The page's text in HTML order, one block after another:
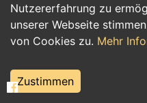
Nutzererfahrung zu
unserer Webseite
von Cookies zu. Mehr
Zustimmen
Einkauf, Logistik,
Weiterbildung, Studium,
Tourismus